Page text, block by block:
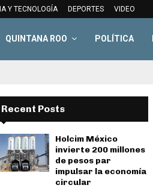
Y TECNOLOGÍA DEPORTES VIDEO
QUINTANA ROO POLÍTICA
Recent Posts
Holcim México
invierte 200 millones
de pesos par
impulsar la economía
circular